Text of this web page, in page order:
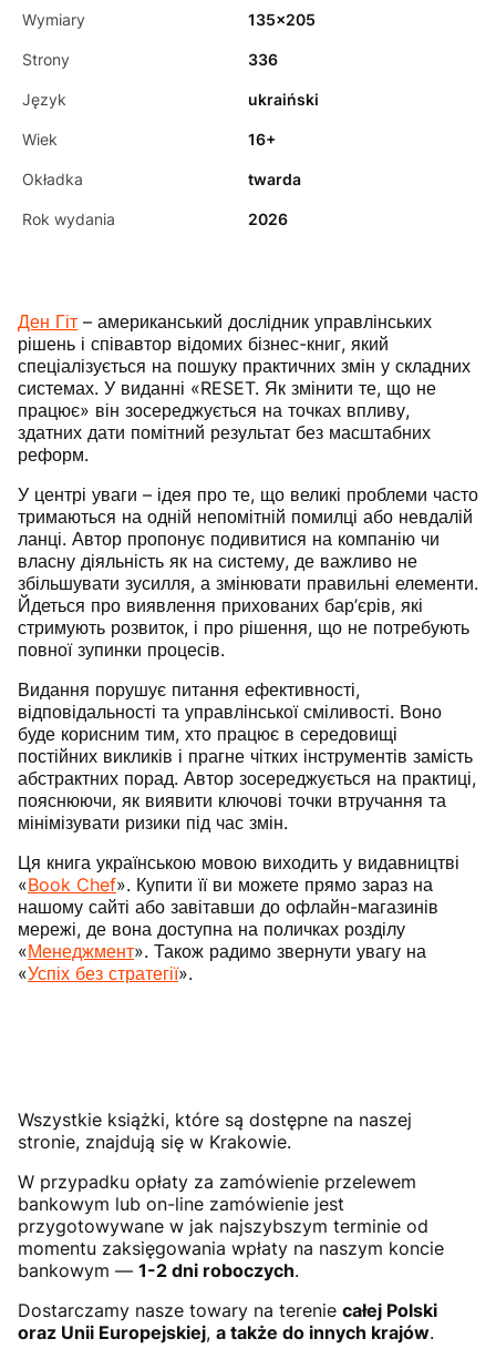
Wymiary 135x205
Strony 336
Język ukraiński
Wiek 16+
Okładka twarda
Rok wydania 2026
Ден Гіт – американський дослідник управлінських
рішень і співавтор відомих бізнес-книг, який
спеціалізується на пошуку практичних змін у складних
системах. У виданні «RESET. Як змінити те, що не
працює» він зосереджується на точках впливу,
здатних дати помітний результат без масштабних
реформ.
У центрі уваги – ідея про те, що великі проблеми часто
тримаються на одній непомітній помилці або невдалій
ланці. Автор пропонує подивитися на компанію чи
власну діяльність як на систему, де важливо не
збільшувати зусилля, а змінювати правильні елементи.
Йдеться про виявлення прихованих бар’єрів, які
стримують розвиток, і про рішення, що не потребують
повної зупинки процесів.
Видання порушує питання ефективності,
відповідальності та управлінської сміливості. Воно
буде корисним тим, хто працює в середовищі
постійних викликів і прагне чітких інструментів замість
абстрактних порад. Автор зосереджується на практиці,
пояснюючи, як виявити ключові точки втручання та
мінімізувати ризики під час змін.
Ця книга українською мовою виходить у видавництві
«Book Chef». Купити її ви можете прямо зараз на
нашому сайті або завітавши до офлайн-магазинів
мережі, де вона доступна на поличках розділу
«Менеджмент». Також радимо звернути увагу на
«Успіх без стратегії».
Wszystkie książki, które są dostępne na naszej
stronie, znajdują się w Krakowie.
W przypadku opłaty za zamówienie przelewem
bankowym lub on-line zamówienie jest
przygotowywane w jak najszybszym terminie od
momentu zaksięgowania wpłaty na naszym koncie
bankowym — 1-2 dni roboczych.
Dostarczamy nasze towary na terenie całej Polski
oraz Unii Europejskiej, a także do innych krajów.